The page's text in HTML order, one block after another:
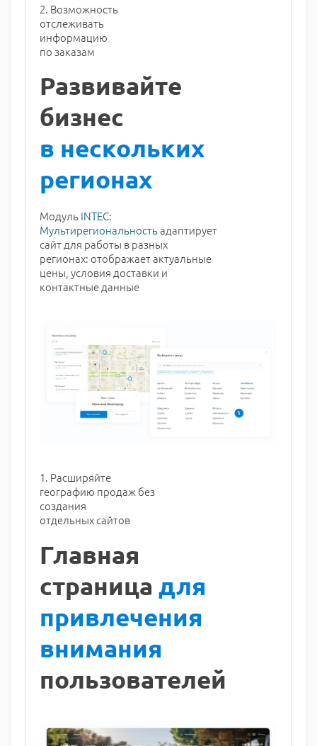
2. Возможность
отслеживать
информацию
по заказам
Развивайте
бизнес
в нескольких
регионах
МодульINTEC:
Мультирегиональностьадаптирует
сайт для работы в разных
регионах: отображает актуальные
цены, условия доставки и
контактные данные
1. Расширяйте
географию продаж без
создания
отдельных сайтов
Главная
страница для
привлечения
внимания
пользователей